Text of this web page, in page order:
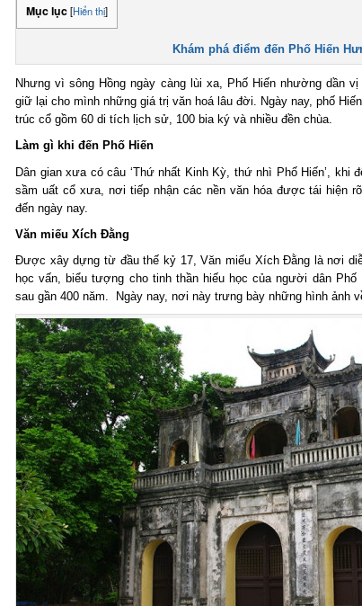
Mục lục [Hiển thị]
Khám phá điểm đến Phố Hiến
Nhưng vì sông Hồng ngày càng lùi xa, Phố Hiến nhường dần vị
giữ lại cho mình những giá trị văn hoá lâu đời. Ngày nay, phố
trúc cổ gồm 60 di tích lịch sử, 100 bia ký và nhiều đền chùa.
Làm gì khi đến Phố Hiến
Dân gian xưa có câu ‘Thứ nhất Kinh Kỳ, thứ nhì Phố Hiến’, khi
sầm uất cổ xưa, nơi tiếp nhận các nền văn hóa được tái hiện
đến ngày nay.
Văn miếu Xích Đằng
Được xây dựng từ đầu thế kỷ 17, Văn miếu Xích Đằng là nơi
học vấn, biểu tượng cho tinh thần hiếu học của người dân Phố
sau gần 400 năm. Ngày nay, nơi này trưng bày những hình ảnh